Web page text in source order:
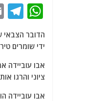
W
at
s
A
p
הדובר הצבאי
ידי שומרים
אבו עוביידה
ציוני והרגו
אבו עוביידה